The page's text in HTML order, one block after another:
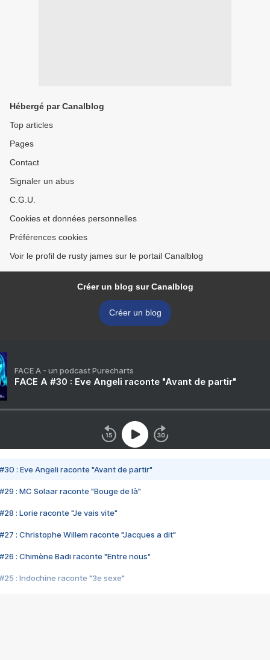
Hébergé par Canalblog
Top articles
Pages
Contact
Signaler un abus
C.G.U.
Cookies et données personnelles
Préférences cookies
Voir le profil de rusty james sur le portail Canalblog
Créer un blog sur Canalblog
Créer un blog
FACE A - un podcast Purecharts
FACE A #30 : Eve Angeli raconte "Avant de partir"
#30 : Eve Angeli raconte "Avant de partir"
#29 : MC Solaar raconte "Bouge de là"
#28 : Lorie raconte "Je vais vite"
#27 : Christophe Willem raconte "Jacques a dit"
#26 : Chimène Badi raconte "Entre nous"
#25 : Indochine raconte "3e sexe"